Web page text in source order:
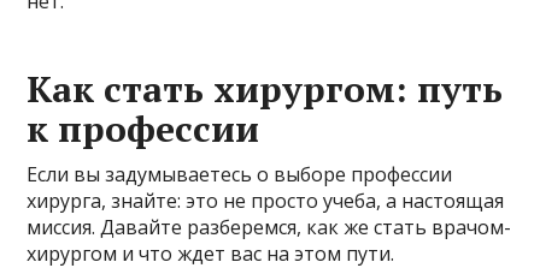
Как стать хирургом: путь
к профессии
Если вы задумываетесь о выборе профессии
хирурга, знайте: это не просто учеба, а настоящая
миссия. Давайте разберемся, как же стать врачом-
хирургом и что ждет вас на этом пути.